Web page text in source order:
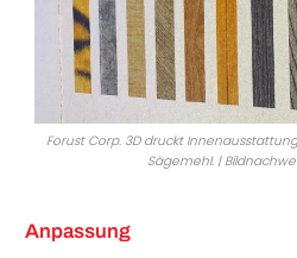
Forust Corp. 3D druckt
Sägemehl. |
Anpassung